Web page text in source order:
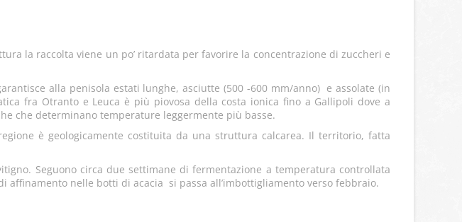
la raccolta viene un po’ ritardata per favorire la concentrazione di zuccheri e
alla penisola estati lunghe, asciutte (500 -600 mm/anno) e assolate (in
fra Otranto e Leuca è più piovosa della costa ionica fino a Gallipoli dove a
che determinano temperature leggermente più basse.
è geologicamente costituita da una struttura calcarea. Il territorio, fatta
Seguono circa due settimane di fermentazione a temperatura controllata
affinamento nelle botti di acacia si passa all’imbottigliamento verso febbraio.